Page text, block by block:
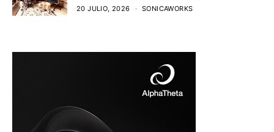
20 JULIO, 2026 SONICAWORKS